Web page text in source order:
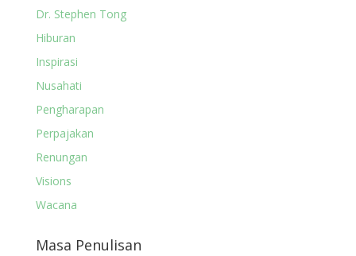
Dr. Stephen Tong
Hiburan
Inspirasi
Nusahati
Pengharapan
Perpajakan
Renungan
Visions
Wacana
Masa Penulisan